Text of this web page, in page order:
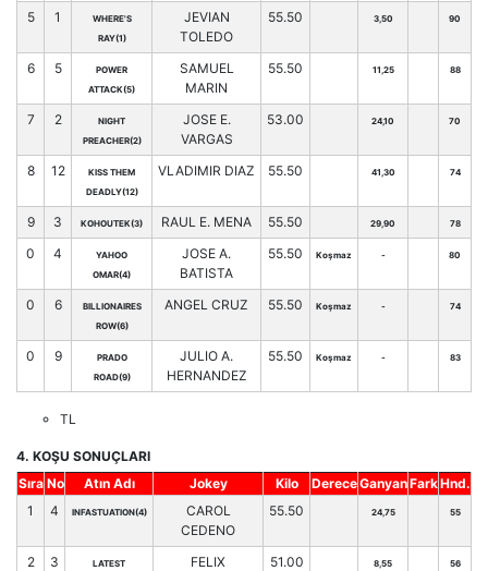
5 1
WHERE'S
RAY(1)
JEVIAN
TOLEDO
55.50 3,50 90
6 5
POWER
ATTACK(5)
SAMUEL
MARIN
55.50 11,25 88
7 2
NIGHT
PREACHER(2)
JOSE E.
VARGAS
53.00 24,10 70
8 12
KISS THEM
DEADLY(12)
VLADIMIR DIAZ 55.50 41,30 74
9 3 KOHOUTEK(3) RAUL E. MENA 55.50 29,90 78
0 4
YAHOO
OMAR(4)
JOSE A.
BATISTA
55.50 Koşmaz - 80
0 6
BILLIONAIRES
ROW(6)
ANGEL CRUZ 55.50 Koşmaz - 74
0 9
PRADO
ROAD(9)
JULIO A.
HERNANDEZ
55.50 Koşmaz - 83
TL
4. KOŞU SONUÇLARI
Sıra No Atın Adı Jokey Kilo DereceGanyanFarkHnd.
1
4 INFASTUATION(4)
CAROL
CEDENO
55.50 24,75 55
2 3
LATEST
FELIX
51.00 8,55 56